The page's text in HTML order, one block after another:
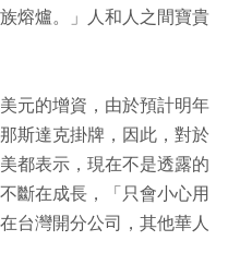
熔爐。」人和人之間寶貴
元的增資，由於預計明年
斯達克掛牌，因此，對於
都表示，現在不是透露的
斷在成長，「只會小心用
台灣開分公司，其他華人